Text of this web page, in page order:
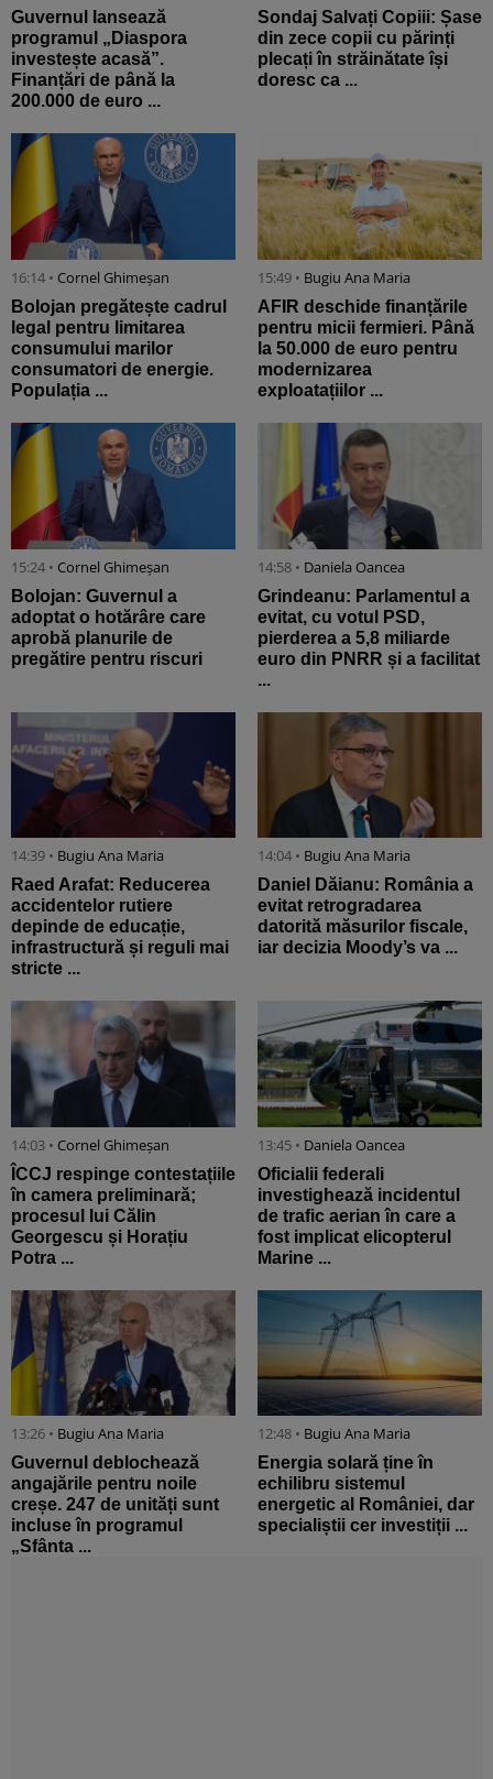
Guvernul lansează
programul „Diaspora
investește acasă”.
Finanțări de până la
200.000 de euro ...
Sondaj Salvați Copiii: Șase
din zece copii cu părinți
plecați în străinătate își
doresc ca ...
16:14 • Cornel Ghimeșan
Bolojan pregătește cadrul
legal pentru limitarea
consumului marilor
consumatori de energie.
Populația ...
15:49 • Bugiu ⁠Ana Maria
AFIR deschide finanțările
pentru micii fermieri. Până
la 50.000 de euro pentru
modernizarea
exploatațiilor ...
15:24 • Cornel Ghimeșan
Bolojan: Guvernul a
adoptat o hotărâre care
aprobă planurile de
pregătire pentru riscuri
14:58 • Daniela Oancea
Grindeanu: Parlamentul a
evitat, cu votul PSD,
pierderea a 5,8 miliarde
euro din PNRR și a facilitat
...
14:39 • Bugiu ⁠Ana Maria
Raed Arafat: Reducerea
accidentelor rutiere
depinde de educație,
infrastructură și reguli mai
stricte ...
14:04 • Bugiu ⁠Ana Maria
Daniel Dăianu: România a
evitat retrogradarea
datorită măsurilor fiscale,
iar decizia Moody’s va ...
14:03 • Cornel Ghimeșan
ÎCCJ respinge contestațiile
în camera preliminară;
procesul lui Călin
Georgescu și Horațiu
Potra ...
13:45 • Daniela Oancea
Oficialii federali
investighează incidentul
de trafic aerian în care a
fost implicat elicopterul
Marine ...
13:26 • Bugiu ⁠Ana Maria
Guvernul deblochează
angajările pentru noile
creșe. 247 de unități sunt
incluse în programul
„Sfânta ...
12:48 • Bugiu ⁠Ana Maria
Energia solară ține în
echilibru sistemul
energetic al României, dar
specialiștii cer investiții ...